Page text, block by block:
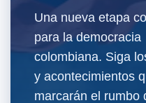
Una nueva etapa
para la democracia
colombiana. Siga
y acontecimientos
marcarán el rumbo